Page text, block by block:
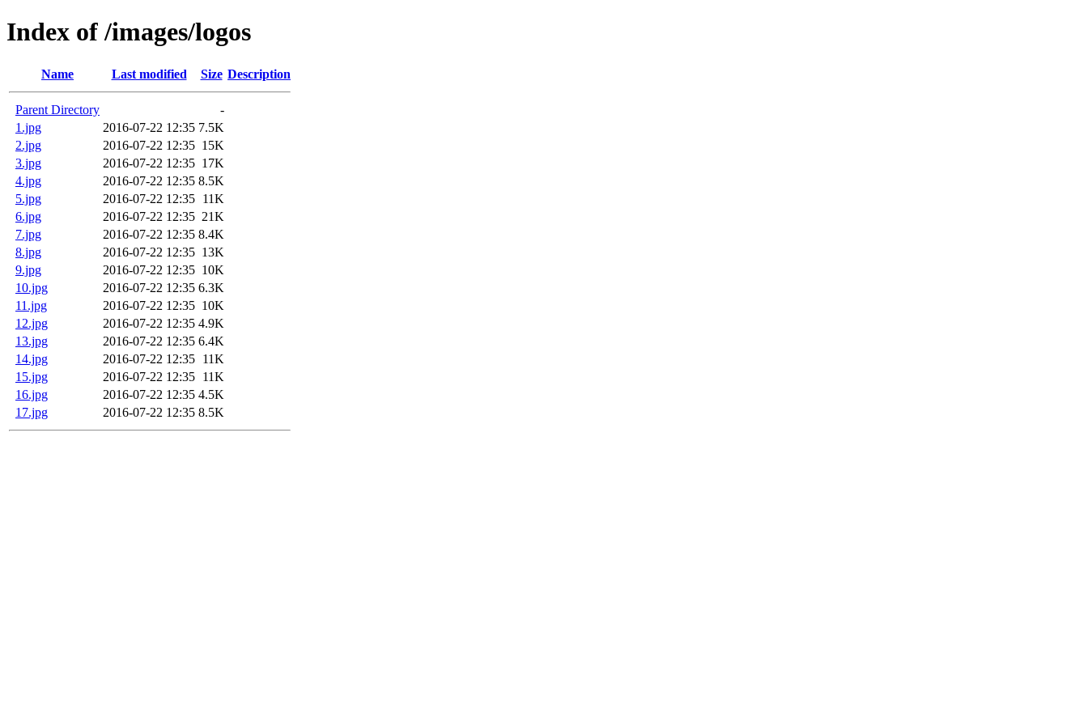
Index of /images/logos
Name Last modified Size Description
Parent Directory
-
1.jpg
2016-07-22 12:35 7.5K
2.jpg
2016-07-22 12:35 15K
3.jpg
2016-07-22 12:35 17K
4.jpg
2016-07-22 12:35 8.5K
5.jpg
2016-07-22 12:35 11K
6.jpg
2016-07-22 12:35 21K
7.jpg
2016-07-22 12:35 8.4K
8.jpg
2016-07-22 12:35 13K
9.jpg
2016-07-22 12:35 10K
10.jpg
2016-07-22 12:35 6.3K
11.jpg
2016-07-22 12:35 10K
12.jpg
2016-07-22 12:35 4.9K
13.jpg
2016-07-22 12:35 6.4K
14.jpg
2016-07-22 12:35 11K
15.jpg
2016-07-22 12:35 11K
16.jpg
2016-07-22 12:35 4.5K
17.jpg
2016-07-22 12:35 8.5K